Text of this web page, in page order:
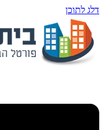
דלג לתוכן